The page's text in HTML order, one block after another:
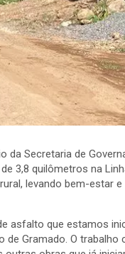
Secretaria de
3,8 quilômetros na
levando bem-estar e
asfalto que estamos
de Gramado. O